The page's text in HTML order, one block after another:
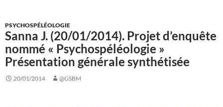
PSYCHOSPÉLÉOLOGIE
Sanna J. (20/01/2014). Projet d’enquête
nommé « Psychospéléologie »
Présentation générale synthétisée
20/01/2014 @GSBM